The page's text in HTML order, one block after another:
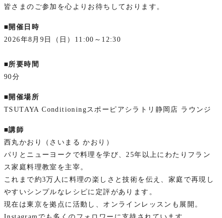
皆さまのご参加を心よりお待ちしております。
■開催日時
2026年8月9日（日）11:00～12:30
■所要時間
90分
■開催場所
TSUTAYA Conditioningスポーピアシラトリ静岡店 ラウンジ
■講師
西丸かおり（さいまる かおり）
パリとニューヨークで料理を学び、25年以上にわたりフラン
ス家庭料理教室を主宰。
これまで約3万人に料理の楽しさと技術を伝え、家庭で再現し
やすいシンプルなレシピに定評があります。
現在は東京を拠点に活動し、オンラインレッスンも展開。